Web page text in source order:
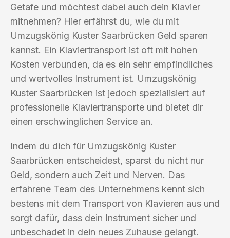
Getafe und möchtest dabei auch dein Klavier
mitnehmen? Hier erfährst du, wie du mit
Umzugskönig Kuster Saarbrücken Geld sparen
kannst. Ein Klaviertransport ist oft mit hohen
Kosten verbunden, da es ein sehr empfindliches
und wertvolles Instrument ist. Umzugskönig
Kuster Saarbrücken ist jedoch spezialisiert auf
professionelle Klaviertransporte und bietet dir
einen erschwinglichen Service an.
Indem du dich für Umzugskönig Kuster
Saarbrücken entscheidest, sparst du nicht nur
Geld, sondern auch Zeit und Nerven. Das
erfahrene Team des Unternehmens kennt sich
bestens mit dem Transport von Klavieren aus und
sorgt dafür, dass dein Instrument sicher und
unbeschadet in dein neues Zuhause gelangt.